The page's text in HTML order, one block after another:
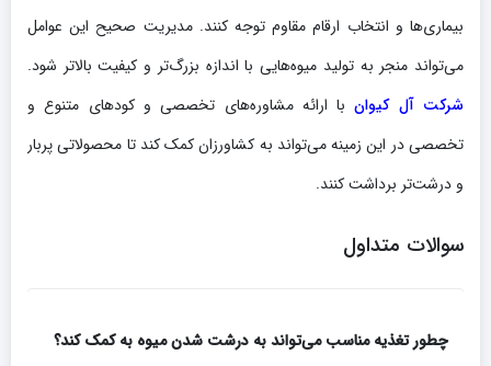
بیماری‌ها و انتخاب ارقام مقاوم توجه کنند. مدیریت صحیح این عوامل
می‌تواند منجر به تولید میوه‌هایی با اندازه بزرگ‌تر و کیفیت بالاتر شود.
شرکت آل کیوانبا ارائه مشاوره‌های تخصصی و کودهای متنوع و
تخصصی در این زمینه می‌تواند به کشاورزان کمک کند تا محصولاتی پربار
و درشت‌تر برداشت کنند.
سوالات متداول
چطور تغذیه مناسب می‌تواند به درشت شدن میوه به کمک کند؟